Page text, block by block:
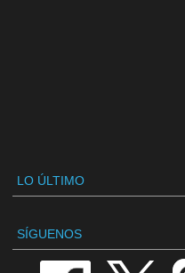
LO ÚLTIMO
SÍGUENOS